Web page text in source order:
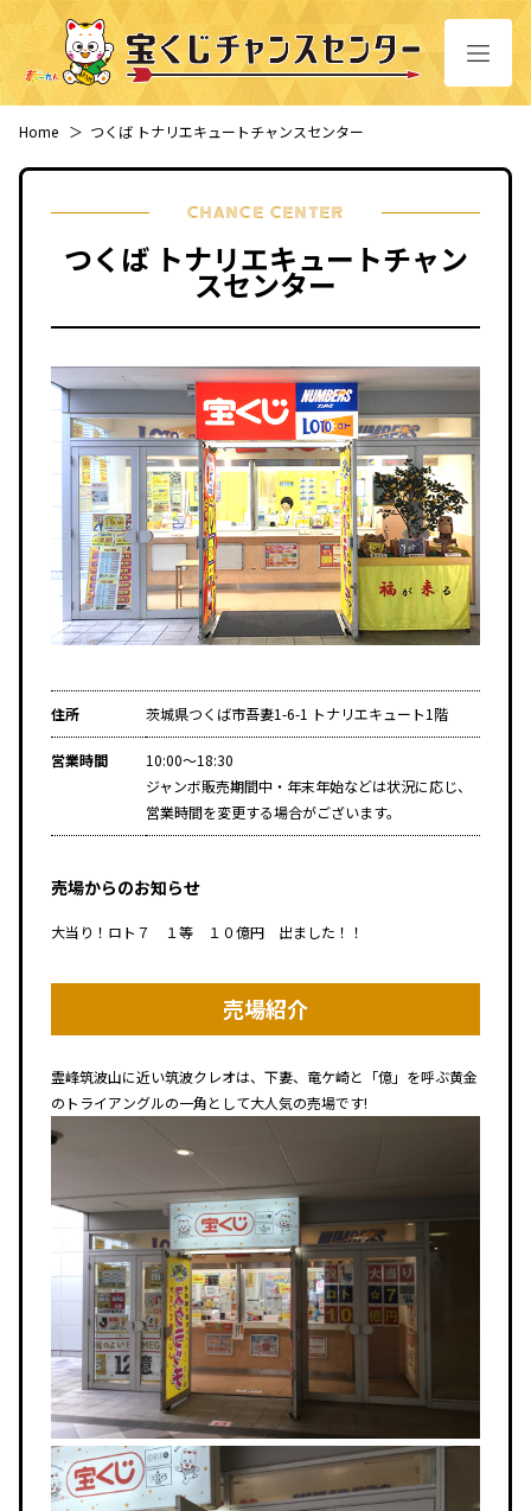
Home ＞ つくば トナリエキュートチャンスセンター
CHANCE CENTER
つくば トナリエキュートチャン
スセンター
住所 茨城県つくば市吾妻1-6-1 トナリエキュート1階
営業時間
10:00～18:30
ジャンボ販売期間中・年末年始などは状況に応じ、
営業時間を変更する場合がございます。
売場からのお知らせ
大当り！ロト７ １等 １０億円 出ました！！
売場紹介
霊峰筑波山に近い筑波クレオは、下妻、竜ケ崎と「億」を呼ぶ黄金
のトライアングルの一角として大人気の売場です!